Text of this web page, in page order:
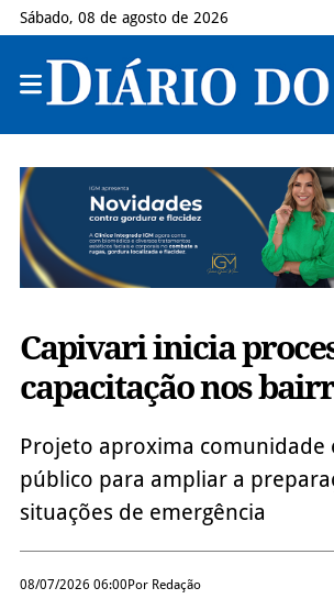
Sábado, 08 de agosto de 2026
Capivari inicia
capacitação nos
Projeto aproxima comunidade
público para ampliar a
situações de emergência
08/07/2026 06:00Por Redação